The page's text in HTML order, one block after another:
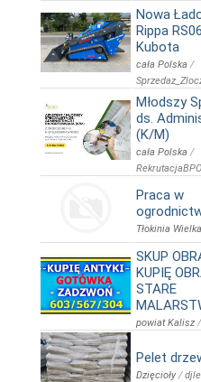
Nowa
Rippa
Kubota
cała Polska /
Młodszy
ds.
(K/M)
cała Polska /
RekrutacjaBPO
Praca w
Tłokinia Wielka
SKUP
KUPIĘ
STARE
powiat Kalisz
Pelet
Dzięcioły /